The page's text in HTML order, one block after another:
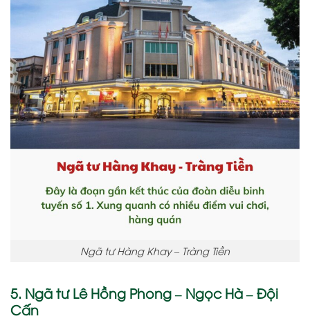
Ngã tư Hàng Khay – Tràng Tiền
5. Ngã tư Lê Hồng Phong – Ngọc Hà – Đội
Cấn